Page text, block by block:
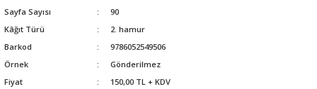
Sayfa Sayısı
90
Kâğıt Türü
2. hamur
Barkod
9786052549506
Örnek
Gönderilmez
Fiyat
150,00 TL + KDV